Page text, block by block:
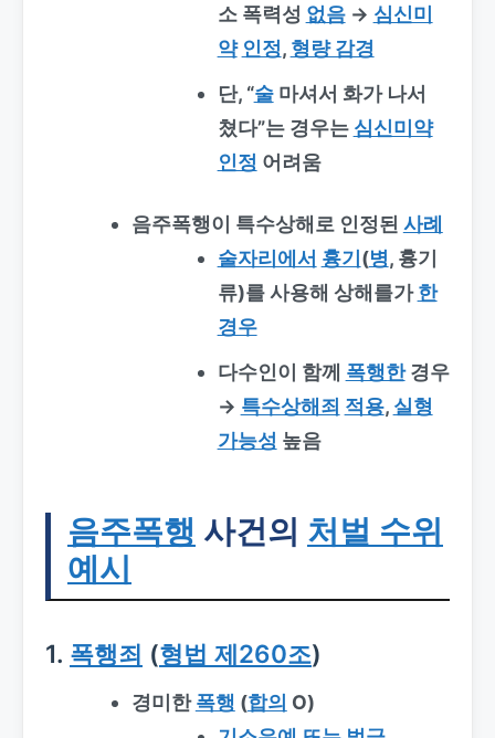
소 폭력성 없음→ 심신미
약 인정, 형량 감경
단, “술마셔서 화가 나서
쳤다”는 경우는 심신미약
인정 어려움
음주폭행이 특수상해로 인정된 사례
술자리에서 흉기 (병, 흉기
류)를 사용해 상해를가한
경우
다수인이 함께 폭행한경우
→ 특수상해죄 적용, 실형
가능성 높음
음주폭행 사건의 처벌 수위
예시
1. 폭행죄 (형법 제260조)
경미한폭행 (합의 O)